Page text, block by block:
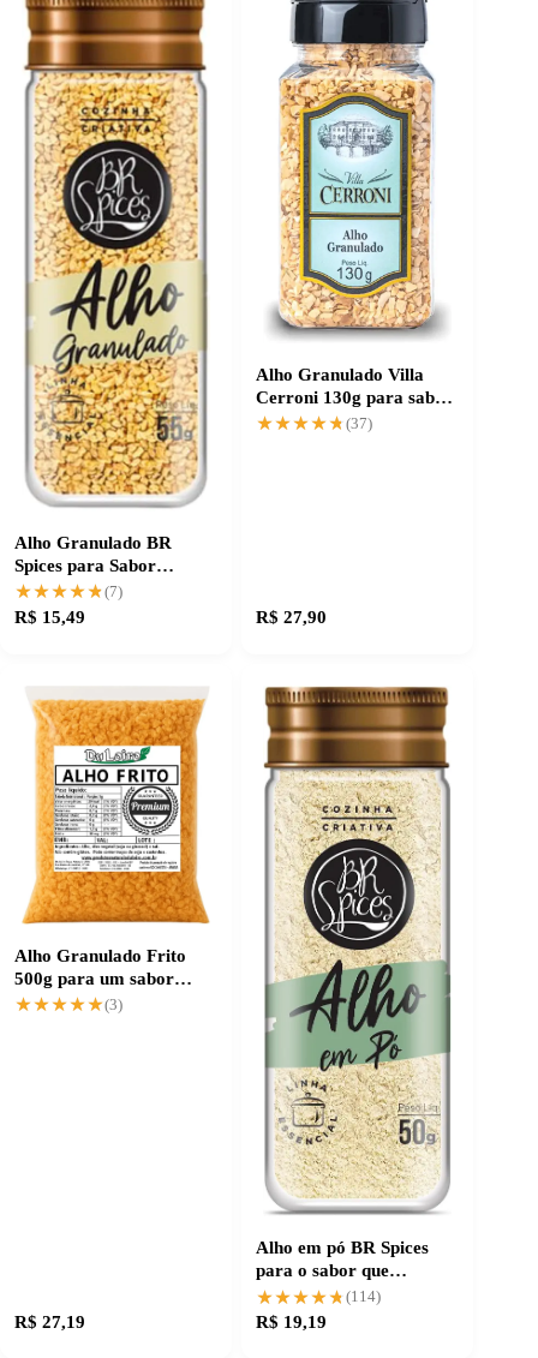
Alho Granulado BR
Spices para Sabor
Sempre na Medida
★★★★★
★★★★★ (7)
R$ 15,49
Alho Granulado Villa
Cerroni 130g para sabor
intenso e prático
★★★★★
★★★★★(37)
R$ 27,90
Alho Granulado Frito
500g para um sabor
intenso e prático
★★★★★
★★★★★(3)
R$ 27,19
Alho em pó BR Spices
para o sabor que
transforma receitas
★★★★★
★★★★★(114)
R$ 19,19